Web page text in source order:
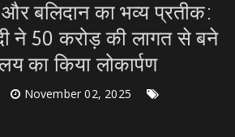
और बलिदान का भव्य प्रतीक:
ने 50 करोड़ की लागत से बने
का किया लोकार्पण
November 02, 2025